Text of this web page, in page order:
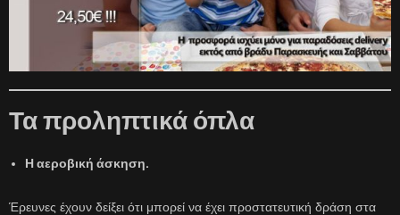
Τα προληπτικά όπλα
Η αεροβική άσκηση.
Έρευνες έχουν δείξει ότι μπορεί να έχει προστατευτική δράση στα